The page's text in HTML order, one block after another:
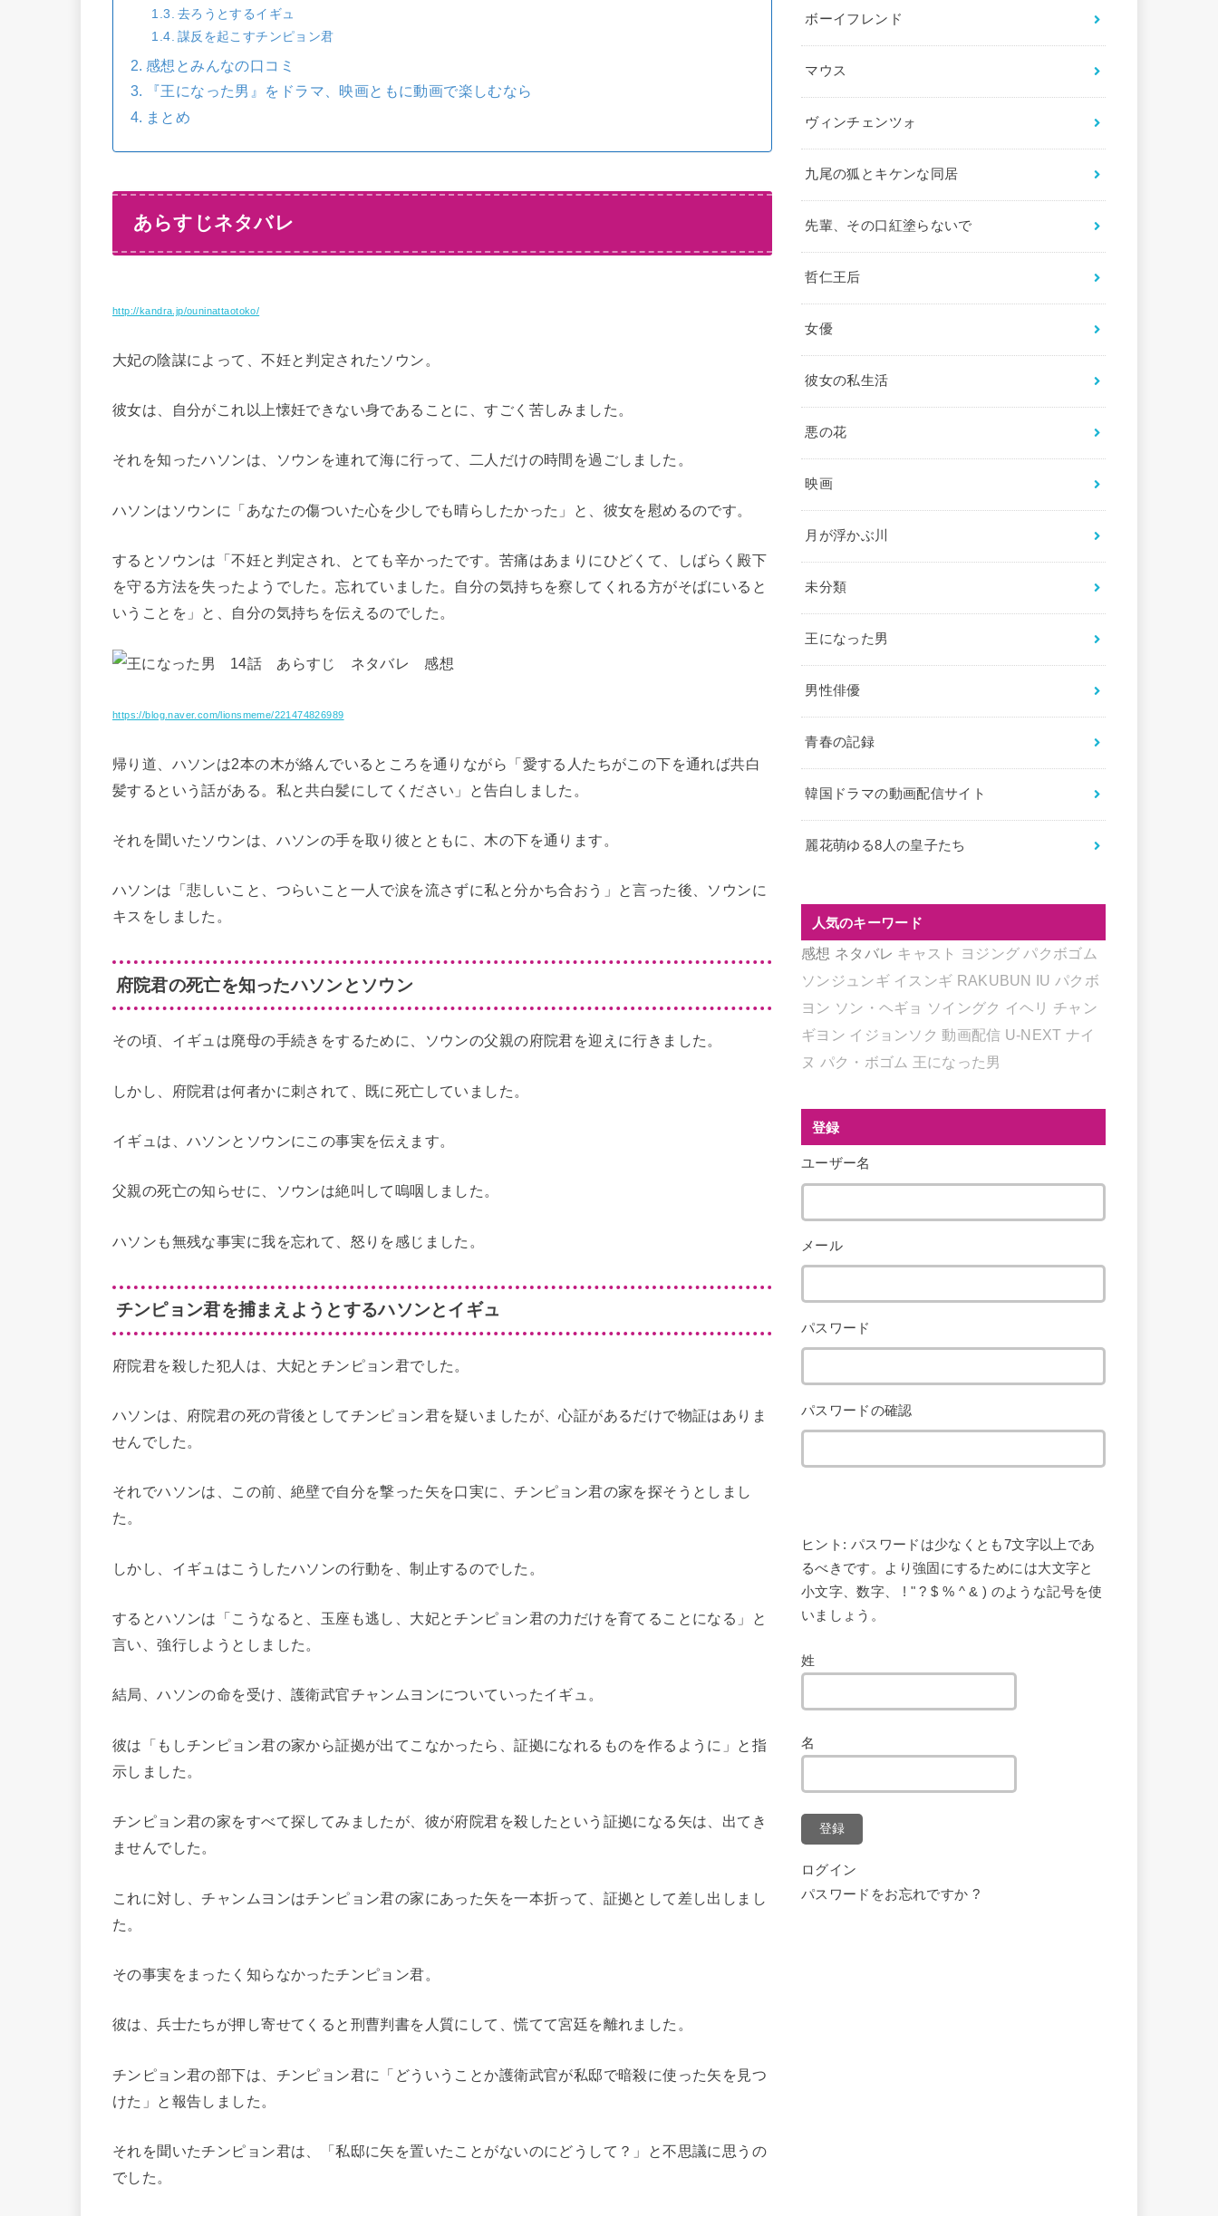
去ろうとするイギュ
謀反を起こすチンピョン君
感想とみんなの口コミ
『王になった男』をドラマ、映画ともに動画で楽しむなら
まとめ
あらすじネタバレ
http://kandra.jp/ouninattaotoko/
大妃の陰謀によって、不妊と判定されたソウン。
彼女は、自分がこれ以上懐妊できない身であることに、すごく苦しみました。
それを知ったハソンは、ソウンを連れて海に行って、二人だけの時間を過ごしました。
ハソンはソウンに「あなたの傷ついた心を少しでも晴らしたかった」と、彼女を慰めるのです。
するとソウンは「不妊と判定され、とても辛かったです。苦痛はあまりにひどくて、しばらく殿下
を守る方法を失ったようでした。忘れていました。自分の気持ちを察してくれる方がそばにいると
いうことを」と、自分の気持ちを伝えるのでした。
https://blog.naver.com/lionsmeme/221474826989
帰り道、ハソンは2本の木が絡んでいるところを通りながら「愛する人たちがこの下を通れば共白
髪するという話がある。私と共白髪にしてください」と告白しました。
それを聞いたソウンは、ハソンの手を取り彼とともに、木の下を通ります。
ハソンは「悲しいこと、つらいこと一人で涙を流さずに私と分かち合おう」と言った後、ソウンに
キスをしました。
府院君の死亡を知ったハソンとソウン
その頃、イギュは廃母の手続きをするために、ソウンの父親の府院君を迎えに行きました。
しかし、府院君は何者かに刺されて、既に死亡していました。
イギュは、ハソンとソウンにこの事実を伝えます。
父親の死亡の知らせに、ソウンは絶叫して嗚咽しました。
ハソンも無残な事実に我を忘れて、怒りを感じました。
チンピョン君を捕まえようとするハソンとイギュ
府院君を殺した犯人は、大妃とチンピョン君でした。
ハソンは、府院君の死の背後としてチンピョン君を疑いましたが、心証があるだけで物証はありま
せんでした。
それでハソンは、この前、絶壁で自分を撃った矢を口実に、チンピョン君の家を探そうとしまし
た。
しかし、イギュはこうしたハソンの行動を、制止するのでした。
するとハソンは「こうなると、玉座も逃し、大妃とチンピョン君の力だけを育てることになる」と
言い、強行しようとしました。
結局、ハソンの命を受け、護衛武官チャンムヨンについていったイギュ。
彼は「もしチンピョン君の家から証拠が出てこなかったら、証拠になれるものを作るように」と指
示しました。
チンピョン君の家をすべて探してみましたが、彼が府院君を殺したという証拠になる矢は、出てき
ませんでした。
これに対し、チャンムヨンはチンピョン君の家にあった矢を一本折って、証拠として差し出しまし
た。
その事実をまったく知らなかったチンピョン君。
彼は、兵士たちが押し寄せてくると刑曹判書を人質にして、慌てて宮廷を離れました。
チンピョン君の部下は、チンピョン君に「どういうことか護衛武官が私邸で暗殺に使った矢を見つ
けた」と報告しました。
それを聞いたチンピョン君は、「私邸に矢を置いたことがないのにどうして？」と不思議に思うの
でした。
ボーイフレンド
マウス
ヴィンチェンツォ
九尾の狐とキケンな同居
先輩、その口紅塗らないで
哲仁王后
女優
彼女の私生活
悪の花
映画
月が浮かぶ川
未分類
王になった男
男性俳優
青春の記録
韓国ドラマの動画配信サイト
麗花萌ゆる8人の皇子たち
人気のキーワード
感想 ネタバレ キャスト ヨジング パクボゴム
ソンジュンギ イスンギ RAKUBUN IU パクボ
ヨン ソン・ヘギョ ソイングク イヘリ チャン
ギヨン イジョンソク 動画配信 U-NEXT ナイ
ヌ パク・ボゴム 王になった男
登録
ユーザー名
メール
パスワード
パスワードの確認
ヒント: パスワードは少なくとも7文字以上であ
るべきです。より強固にするためには大文字と
小文字、数字、 ! " ? $ % ^ & ) のような記号を使
いましょう。
姓
名
登録
ログイン
パスワードをお忘れですか ?